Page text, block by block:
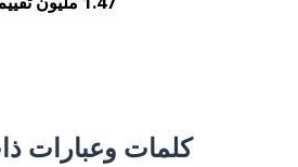
كلمات وعبارات